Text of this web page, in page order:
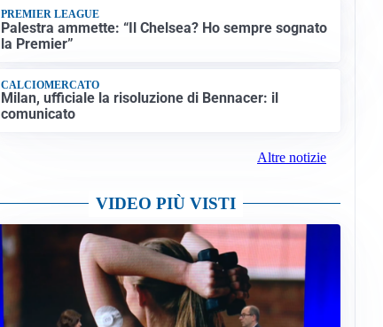
PREMIER LEAGUE
Palestra ammette: “Il Chelsea? Ho sempre sognato
la Premier”
CALCIOMERCATO
Milan, ufficiale la risoluzione di Bennacer: il
comunicato
Altre notizie
VIDEO PIÙ VISTI